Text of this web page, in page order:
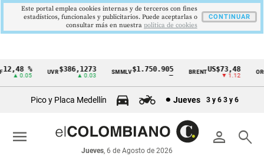
Cintillo
económicos
Colombia
%
▲ 0.05
UVR$386,1273
▲ 0.03
SMMLV$1.750.905 BRENTUS$73,48
▼ 1.12
ORO
Pico y Placa Medellín Jueves 3 y 6 3 y 6
person search
Jueves, 6 de Agosto de 2026
menu
Este portal emplea cookies internas y de terceros con fines
estadísticos, funcionales y publicitarios. Puede aceptarlas o
consultar más en nuestra politica de cookies
CONTINUAR